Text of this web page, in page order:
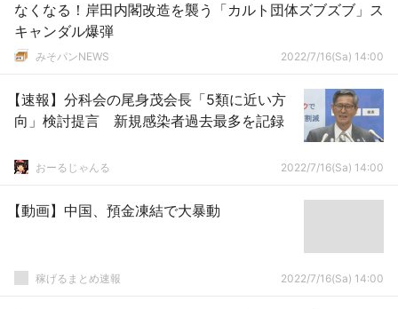
なくなる！岸田内閣改造を襲う「カルト団体ズブズブ」ス
キャンダル爆弾
みそパンNEWS 2022/7/16(Sa) 14:00
【速報】分科会の尾身茂会長「5類に近い方
向」検討提言 新規感染者過去最多を記録
おーるじゃんる 2022/7/16(Sa) 14:00
【動画】中国、預金凍結で大暴動
稼げるまとめ速報 2022/7/16(Sa) 14:00